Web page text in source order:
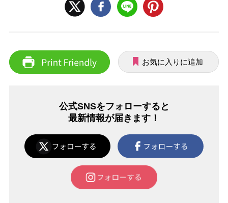
お気に入りに追加
公式SNSをフォローすると
最新情報が届きます！